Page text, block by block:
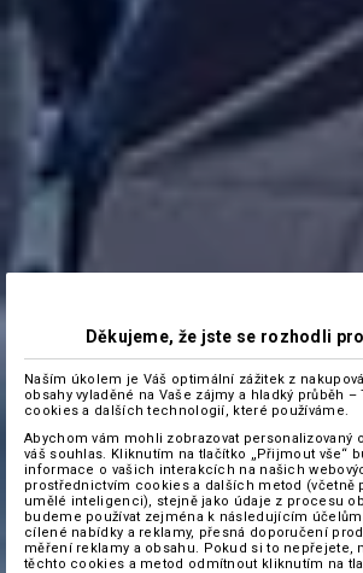
Děkujeme, že jste se rozhodli pro
Naším úkolem je Váš optimální zážitek z
obsahy vyladěné na Vaše zájmy a hladký průběh
cookies a dalších technologií, které používáme.
Abychom vám mohli zobrazovat personalizovaný
váš souhlas. Kliknutím na tlačítko „Přijmout vše“
informace o vašich interakcích na našich
prostřednictvím cookies a dalších metod (včetně
umělé inteligenci), stejně jako údaje z procesu
budeme používat zejména k následujícím
cílené nabídky a reklamy, přesná doporučení
měření reklamy a obsahu. Pokud si to nepřejete,
těchto cookies a metod odmítnout kliknutím na